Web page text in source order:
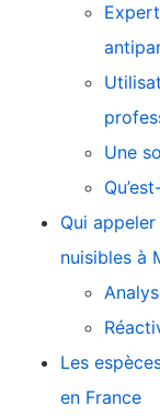
Une
Qui
nuisibles à
Les
en France